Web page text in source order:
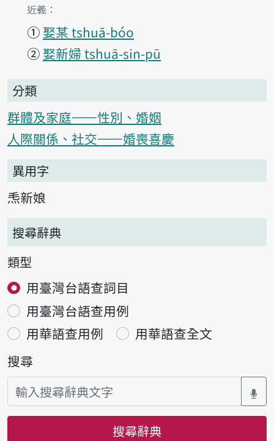
第1項釋義的
近義：
① 娶某 tshuā-bóo
② 娶新婦 tshuā-sin-pū
分類
群體及家庭——性別、婚姻
人際關係、社交——婚喪喜慶
異用字
𤆬新娘
搜尋辭典
類型
用臺灣台語查詞目
用臺灣台語查用例
用華語查用例
用華語查全文
搜尋
搜尋辭典